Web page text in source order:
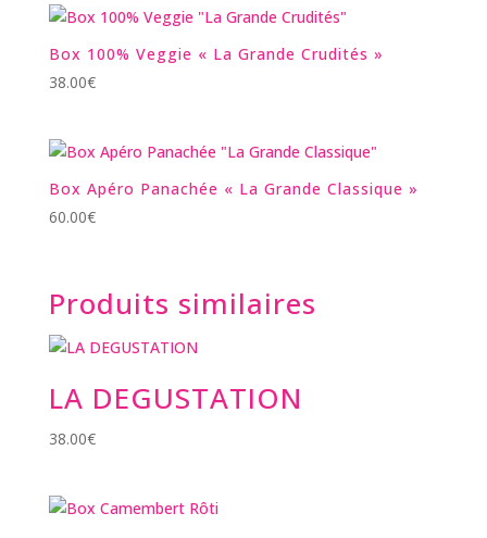
Box 100% Veggie « La Grande Crudités »
38.00€
Box Apéro Panachée « La Grande Classique »
60.00€
Produits similaires
LA DEGUSTATION
38.00€